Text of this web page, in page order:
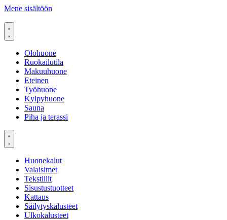
Mene sisältöön
Olohuone
Ruokailutila
Makuuhuone
Eteinen
Työhuone
Kylpyhuone
Sauna
Piha ja terassi
Huonekalut
Valaisimet
Tekstiilit
Sisustustuotteet
Kattaus
Säilytyskalusteet
Ulkokalusteet